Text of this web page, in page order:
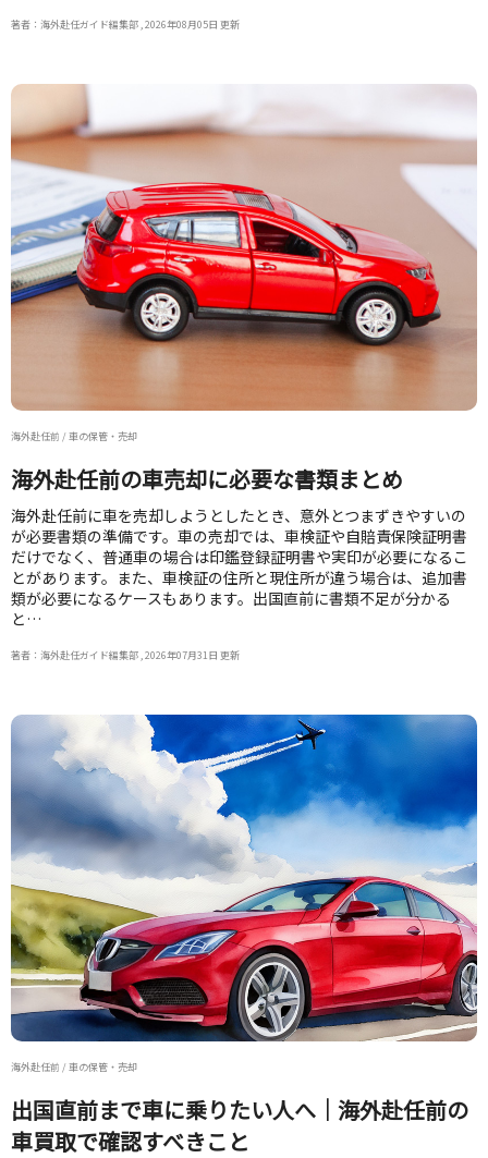
著者：海外赴任ガイド編集部 , 2026年08月05日 更新
海外赴任前 / 車の保管・売却
海外赴任前の車売却に必要な書類まとめ
海外赴任前に車を売却しようとしたとき、意外とつまずきやすいの
が必要書類の準備です。車の売却では、車検証や自賠責保険証明書
だけでなく、普通車の場合は印鑑登録証明書や実印が必要になるこ
とがあります。また、車検証の住所と現住所が違う場合は、追加書
類が必要になるケースもあります。出国直前に書類不足が分かる
と…
著者：海外赴任ガイド編集部 , 2026年07月31日 更新
海外赴任前 / 車の保管・売却
出国直前まで車に乗りたい人へ｜海外赴任前の
車買取で確認すべきこと